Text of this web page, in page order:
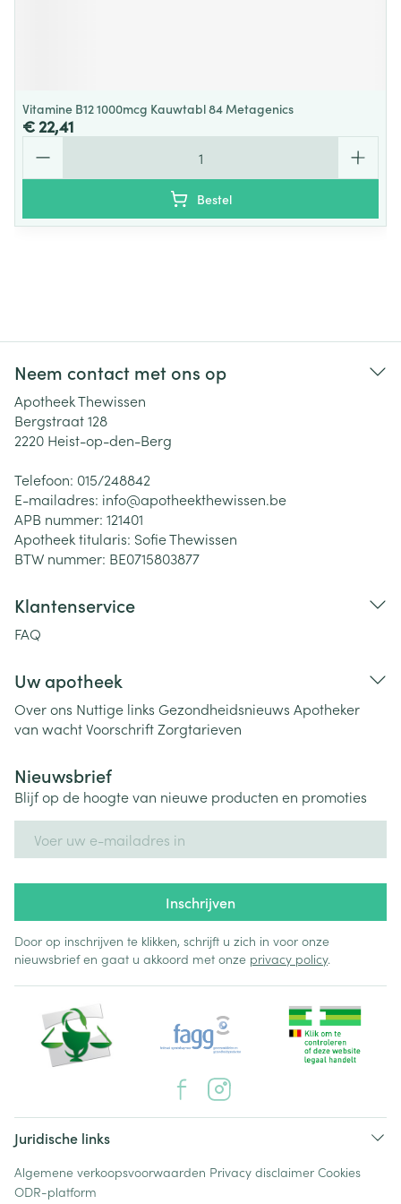
Vitamine B12 1000mcg Kauwtabl 84 Metagenics
€ 22,41
Bestel
Neem contact met ons op
Apotheek Thewissen
Bergstraat 128
2220 Heist-op-den-Berg
Telefoon: 015/248842
E-mailadres: info@apotheekthewissen.be
APB nummer: 121401
Apotheek titularis: Sofie Thewissen
BTW nummer: BE0715803877
Klantenservice
FAQ
Uw apotheek
Over ons Nuttige links Gezondheidsnieuws Apotheker
van wachtVoorschriftZorgtarieven
Nieuwsbrief
Blijf op de hoogte van nieuwe producten en promoties
Inschrijven
Door op inschrijven te klikken, schrijft u zich in voor onze
nieuwsbrief en gaat u akkoord met onze privacy policy.
Juridische links
Algemene verkoopsvoorwaarden Privacy disclaimer Cookies
ODR-platform